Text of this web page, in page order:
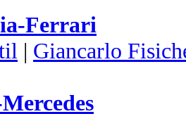
Ferrari
| Giancarlo